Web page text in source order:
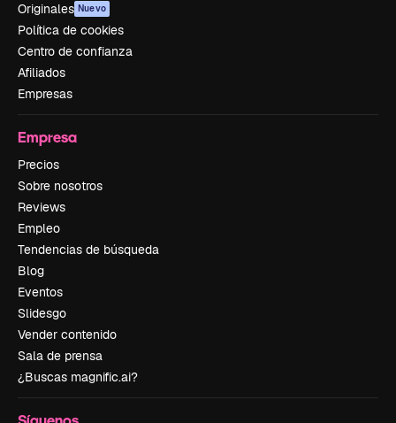
Originales Nuevo
Política de cookies
Centro de confianza
Afiliados
Empresas
Empresa
Precios
Sobre nosotros
Reviews
Empleo
Tendencias de búsqueda
Blog
Eventos
Slidesgo
Vender contenido
Sala de prensa
¿Buscas magnific.ai?